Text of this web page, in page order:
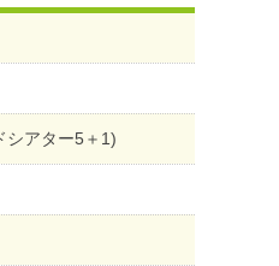
シアター5＋1)